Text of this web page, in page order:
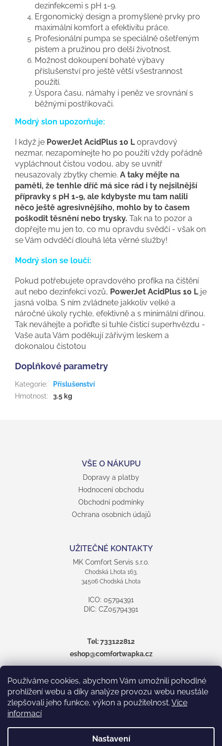
Používáme cookies, abychom Vám umožnili pohodlné
prohlížení webu a díky analýze provozu webu neustále
zlepšovali jeho funkce, výkon a použitelnost. Více
informací
Nastavení
dezinfekcemi s pH 1-9.
Ergonomický design a promyšlené prvky pro
maximální komfort a efektivitu práce.
Profesionální pumpa se speciálně ošetřeným
pístem a pružinou pro delší životnost.
Možnost dokoupení bohaté výbavy
příslušenství pro ještě větší všestrannost
použití.
Úspora času, námahy i peněz ve srovnání s
běžnými postřikovači.
Modrý slon upozorňuje:
I když je PowerJet AcidPlus 10 Lopravdový
nezmar, nezapomínejte ho po použití vždy pořádně
vypláchnout čistou vodou, aby se uvnitř
neusazovaly zbytky chemie. A taky mějte na
paměti, že tenhle dříč má sice rád i ty nejsilnější
přípravky s pH 1-9, ale kdybyste mu tam nalili
něco ještě agresivnějšího, mohlo by to časem
poškodit těsnění nebo trysky. Tak na to pozor a
dopřejte mu jen to, co mu opravdu svědčí - však on
se Vám odvděčí dlouhá léta věrné služby!
Modrý slon se loučí:
Pokud potřebujete opravdového profíka na čištění
aut nebo dezinfekci vozů, PowerJet AcidPlus 10 Lje
jasná volba. S ním zvládnete jakkoliv velké a
náročné úkoly rychle, efektivně a s minimální dřinou.
Tak neváhejte a pořiďte si tuhle čisticí superhvězdu -
Vaše auta Vám poděkují zářivým leskem a
dokonalou čistotou
Doplňkové parametry
Kategorie:
Příslušenství
Hmotnost: 3.5 kg
VŠE O NÁKUPU
Dopravy a platby
Hodnocení obchodu
Obchodní podmínky
Ochrana osobních údajů
UŽITEČNÉ KONTAKTY
MK Comfort Servis s.r.o.
Chodská Lhota 163,
34506 Chodská Lhota
ICO: 05794391
DIC: CZ05794391
Tel:733122812
eshop@comfortwapka.cz